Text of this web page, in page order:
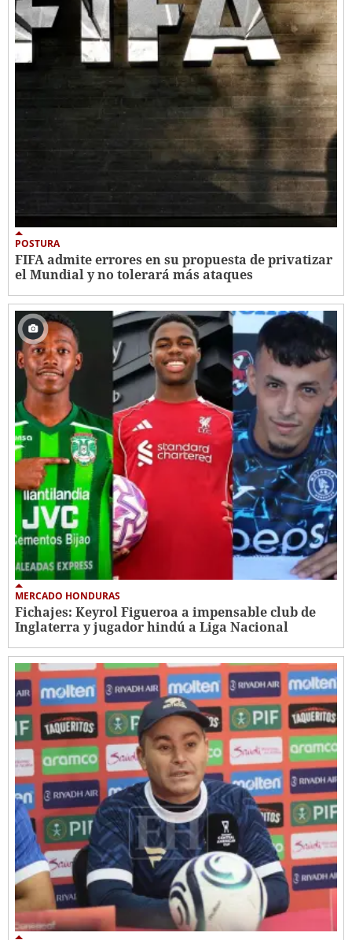
POSTURA
FIFA admite errores en su propuesta de privatizar
el Mundial y no tolerará más ataques
MERCADO HONDURAS
Fichajes: Keyrol Figueroa a impensable club de
Inglaterra y jugador hindú a Liga Nacional